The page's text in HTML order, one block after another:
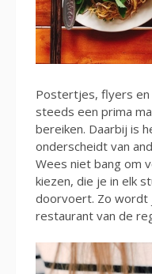
Postertjes, flyers en
steeds een prima
bereiken. Daarbij is
onderscheidt van
Wees niet bang om
kiezen, die je in elk
doorvoert. Zo wordt
restaurant van de